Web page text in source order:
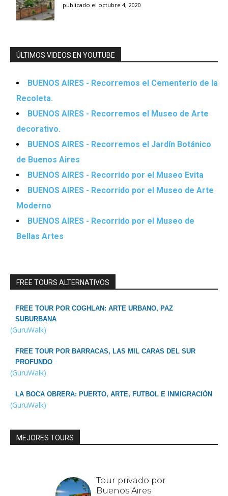
publicado el octubre 4, 2020
ÚLTIMOS VIDEOS EN YOUTUBE
BUENOS AIRES - Recorremos el Cementerio de la
Recoleta.
BUENOS AIRES - Recorremos el Museo de Arte
decorativo.
BUENOS AIRES - Recorremos el Jardín Botánico
de Buenos Aires
BUENOS AIRES - Recorrido por el Museo Evita
BUENOS AIRES - Recorrido por el Museo de Arte
Moderno
BUENOS AIRES - Recorrido por el Museo de
Bellas Artes
FREE TOURS ALTERNATIVOS
FREE TOUR POR COGHLAN: ARTE URBANO, PAZ
SUBURBANA
(GuruWalk)
FREE TOUR POR BARRACAS, LAS MIL CARAS DEL SUR
PROFUNDO
(GuruWalk)
LA BOCA OBRERA: PUERTO, ARTE, FUTBOL E INMIGRACIÓN
(GuruWalk)
MEJORES TOURS